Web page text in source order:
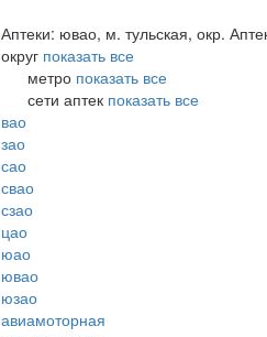
Аптеки: ювао, м. тульская, окр.
округ показать все
метро показать все
сети аптек показать все
вао
зао
сао
свао
сзао
цао
юао
ювао
юзао
авиамоторная